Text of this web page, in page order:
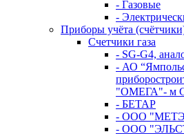
- Газовые
-
Приборы учёта
Счетчики газа
- SG-G4,
- АО
"ОМЕГА"- м
- БЕТАР
- ООО
- ООО